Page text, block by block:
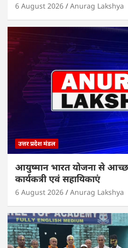
6 August 2026 Anurag Lakshya
उत्तर प्रदेश मंडल
आयुष्मान भारत योजना से
कार्यकत्री एवं सहायिकाएं
6 August 2026 Anurag Lakshya